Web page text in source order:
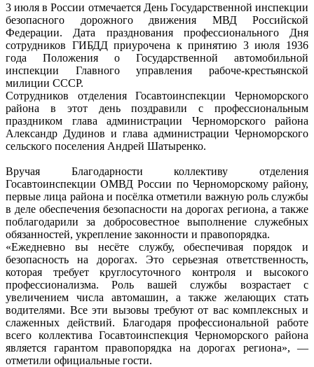
3 июля в России отмечается День Государственной инспекции
безопасного дорожного движения МВД Российской
Федерации. Дата празднования профессионального Дня
сотрудников ГИБДД приурочена к принятию 3 июля 1936
года Положения о Государственной автомобильной
инспекции Главного управления рабоче-крестьянской
милиции СССР.
Сотрудников отделения Госавтоинспекции Черноморского
района в этот день поздравили с профессиональным
праздником глава администрации Черноморского района
Александр Дудинов и глава администрации Черноморского
сельского поселения Андрей Шатыренко.
Вручая Благодарности коллективу отделения
Госавтоинспекции ОМВД России по Черноморскому району,
первые лица района и посёлка отметили важную роль службы
в деле обеспечения безопасности на дорогах региона, а также
поблагодарили за добросовестное выполнение служебных
обязанностей, укрепление законности и правопорядка.
«Ежедневно вы несёте службу, обеспечивая порядок и
безопасность на дорогах. Это серьезная ответственность,
которая требует круглосуточного контроля и высокого
профессионализма. Роль вашей службы возрастает с
увеличением числа автомашин, а также желающих стать
водителями. Все эти вызовы требуют от вас комплексных и
слаженных действий. Благодаря профессиональной работе
всего коллектива Госавтоинспекция Черноморского района
является гарантом правопорядка на дорогах региона», —
отметили официальные гости.